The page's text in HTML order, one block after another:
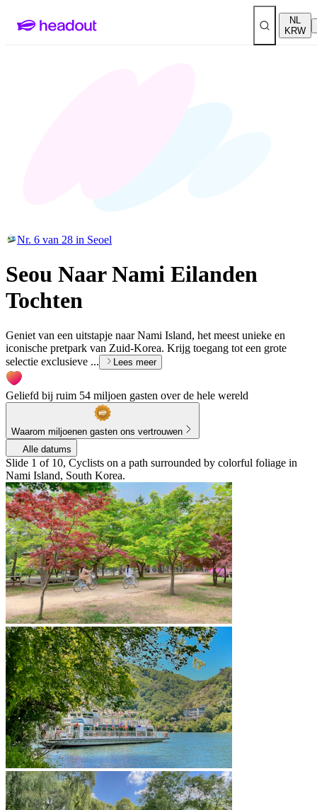
NL
KRW
Nr. 6 van 28 in Seoel
Seou Naar Nami Eilanden
Tochten
Geniet van een uitstapje naar Nami Island, het meest unieke en
iconische pretpark van Zuid-Korea. Krijg toegang tot een grote
selectie exclusieve ...
Lees meer
Geliefd bij ruim 54 miljoen gasten over de hele wereld
Waarom miljoenen gasten ons vertrouwen
Alle datums
Slide 1 of 10, Cyclists on a path surrounded by colorful foliage in
Nami Island, South Korea.